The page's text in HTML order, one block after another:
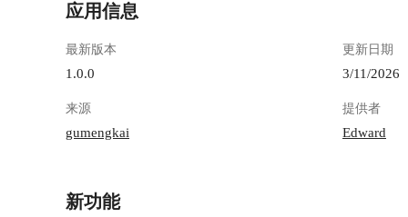
应用信息
最新版本
1.0.0
更新日期
3/11/2026
来源
gumengkai
提供者
Edward
新功能